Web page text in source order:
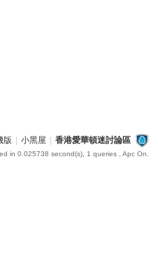
版 小黑屋 香港愛華頓迷討論區
in 0.025738 second(s), 1 queries , Apc On.